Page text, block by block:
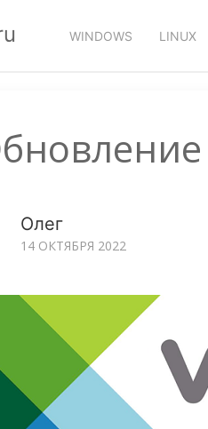
WINDOWS LINUX
Олег
14 ОКТЯБРЯ 2022